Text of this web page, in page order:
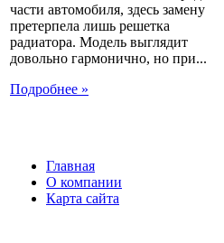
части автомобиля, здесь замену
претерпела лишь решетка
радиатора. Модель выглядит
довольно гармонично, но при...
Подробнее »
Главная
О компании
Карта сайта